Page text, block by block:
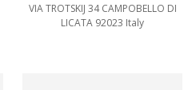
VIA TROTSKIJ 34 CAMPOBELLO DI
LICATA 92023 Italy